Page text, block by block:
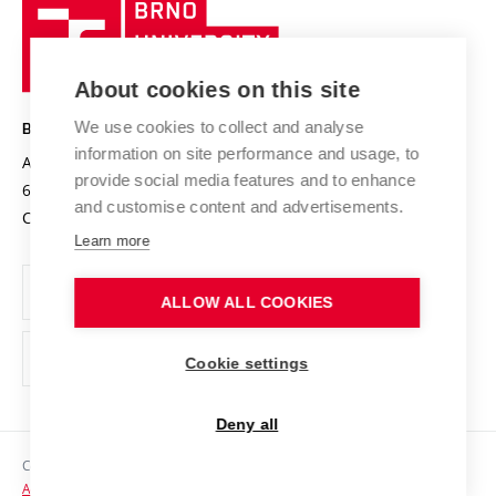
Research infrastructures
Projects
Projects from Structural Funds
Specific University Research
International Agreements
Sustainable university
Safe University
Organization Structure
Official notice board
Personal Data Protection
Support and development of employees and students
Technology
BRNO UNIVERSITY OF TECHNOLOGY
Antonínská 548/1
602 00 Brno
Czech Republic
www.vut.cz
vut@vutbr.cz
Copyright © 2026 VUT
Accessibility Statement
About cookies on this site
We use cookies to collect and analyse
information on site performance and usage, to
provide social media features and to enhance
and customise content and advertisements.
Learn more
ALLOW ALL COOKIES
Cookie settings
Deny all